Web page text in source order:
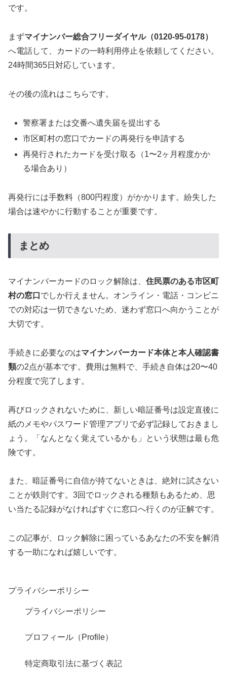
です。
まずマイナンバー総合フリーダイヤル（0120-95-0178）
へ電話して、カードの一時利用停止を依頼してください。
24時間365日対応しています。
その後の流れはこちらです。
警察署または交番へ遺失届を提出する
市区町村の窓口でカードの再発行を申請する
再発行されたカードを受け取る（1〜2ヶ月程度かか
る場合あり）
再発行には手数料（800円程度）がかかります。紛失した
場合は速やかに行動することが重要です。
まとめ
マイナンバーカードのロック解除は、 住民票のある市区町
村の窓口 でしか行えません。オンライン・電話・コンビニ
での対応は一切できないため、迷わず窓口へ向かうことが
大切です。
手続きに必要なのはマイナンバーカード本体と本人確認書
類の2点が基本です。費用は無料で、手続き自体は20〜40
分程度で完了します。
再びロックされないために、新しい暗証番号は設定直後に
紙のメモやパスワード管理アプリで必ず記録しておきまし
ょう。「なんとなく覚えているかも」という状態は最も危
険です。
また、暗証番号に自信が持てないときは、絶対に試さない
ことが鉄則です。3回でロックされる種類もあるため、思
い当たる記録がなければすぐに窓口へ行くのが正解です。
この記事が、ロック解除に困っているあなたの不安を解消
する一助になれば嬉しいです。
プライバシーポリシー
プライバシーポリシー
プロフィール（Profile）
特定商取引法に基づく表記